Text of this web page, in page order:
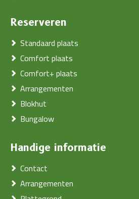
Reserveren
Standaard plaats
Comfort plaats
Comfort+ plaats
Arrangementen
Blokhut
Bungalow
Handige informatie
Contact
Arrangementen